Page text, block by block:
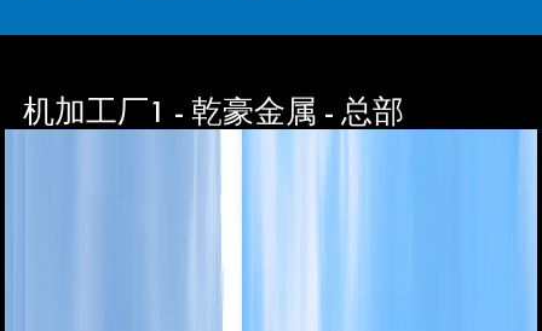
机加工厂1 - 乾豪金属 - 总部